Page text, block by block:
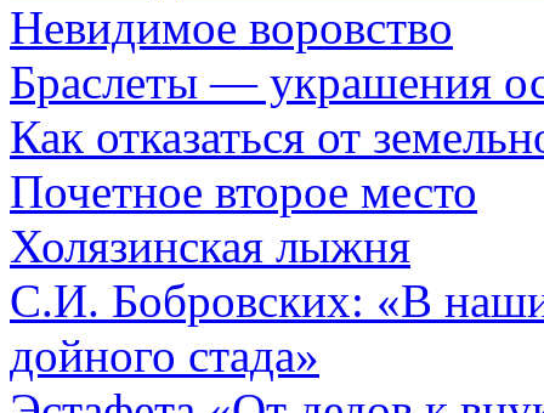
Невидимое воровство
Браслеты — украшения
Как отказаться от
Почетное второе место
Холязинская лыжня
С.И. Бобровских: «В
дойного стада»